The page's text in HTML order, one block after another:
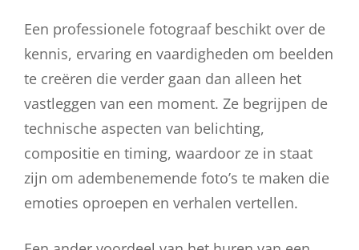
Een professionele fotograaf beschikt over de
kennis, ervaring en vaardigheden om beelden
te creëren die verder gaan dan alleen het
vastleggen van een moment. Ze begrijpen de
technische aspecten van belichting,
compositie en timing, waardoor ze in staat
zijn om adembenemende foto’s te maken die
emoties oproepen en verhalen vertellen.